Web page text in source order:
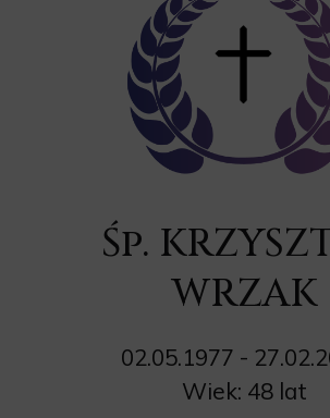
Śp.
WRZAK
02.05.1977 -
Wiek: 48 lat